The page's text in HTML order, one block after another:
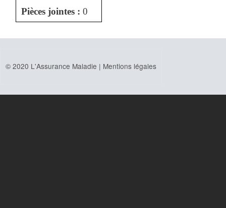
Pièces jointes : 0
© 2020 L'Assurance Maladie | Mentions légales